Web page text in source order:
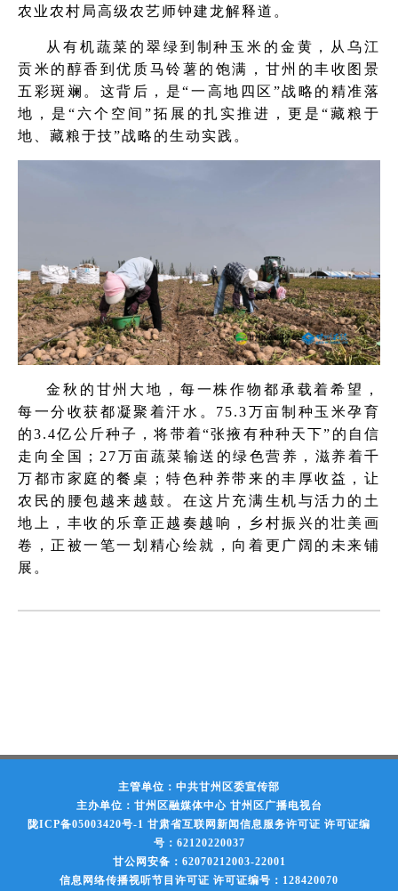
农业农村局高级农艺师钟建龙解释道。
从有机蔬菜的翠绿到制种玉米的金黄，从乌江
贡米的醇香到优质马铃薯的饱满，甘州的丰收图景
五彩斑斓。这背后，是“一高地四区”战略的精准落
地，是“六个空间”拓展的扎实推进，更是“藏粮于
地、藏粮于技”战略的生动实践。
金秋的甘州大地，每一株作物都承载着希望，
每一分收获都凝聚着汗水。75.3万亩制种玉米孕育
的3.4亿公斤种子，将带着“张掖有种种天下”的自信
走向全国；27万亩蔬菜输送的绿色营养，滋养着千
万都市家庭的餐桌；特色种养带来的丰厚收益，让
农民的腰包越来越鼓。在这片充满生机与活力的土
地上，丰收的乐章正越奏越响，乡村振兴的壮美画
卷，正被一笔一划精心绘就，向着更广阔的未来铺
展。
主管单位：中共甘州区委宣传部
主办单位：甘州区融媒体中心 甘州区广播电视台
陇ICP备05003420号-1 甘肃省互联网新闻信息服务许可证 许可证编
号：62120220037
甘公网安备：62070212003-22001
信息网络传播视听节目许可证 许可证编号：128420070